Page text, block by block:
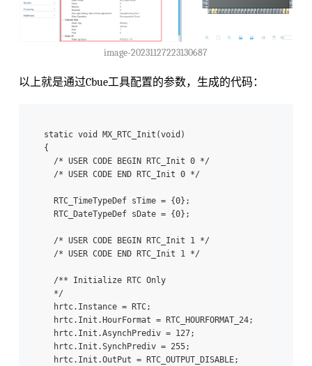
image-20231127223130687
以上就是通过Cbue工具配置的参数，生成的代码：
static void MX_RTC_Init(void)
{
/* USER CODE BEGIN RTC_Init 0 */
/* USER CODE END RTC_Init 0 */
RTC_TimeTypeDef sTime = {0};
RTC_DateTypeDef sDate = {0};
/* USER CODE BEGIN RTC_Init 1 */
/* USER CODE END RTC_Init 1 */
/** Initialize RTC Only
*/
hrtc.Instance = RTC;
hrtc.Init.HourFormat = RTC_HOURFORMAT_24;
hrtc.Init.AsynchPrediv = 127;
hrtc.Init.SynchPrediv = 255;
hrtc.Init.OutPut = RTC_OUTPUT_DISABLE;